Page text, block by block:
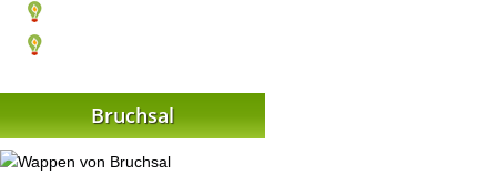
Bruchsal